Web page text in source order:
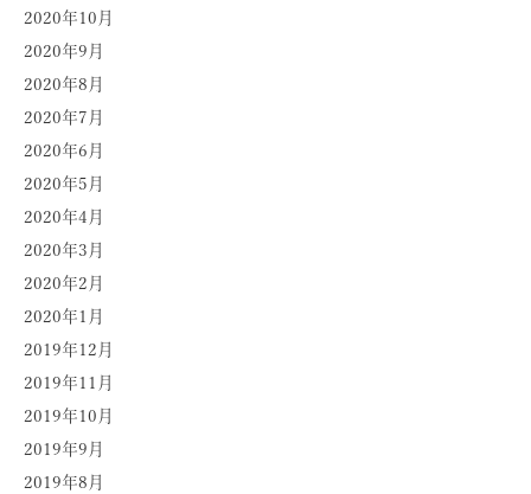
2020年10月
2020年9月
2020年8月
2020年7月
2020年6月
2020年5月
2020年4月
2020年3月
2020年2月
2020年1月
2019年12月
2019年11月
2019年10月
2019年9月
2019年8月